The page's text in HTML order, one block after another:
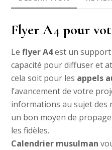
Flyer A4 pour
Leflyer A4est un support
capacité pour diffuser et
cela soit pour les appels
l’avancement de votre
informations au sujet des
un bon moyen de
les fidèles.
Calendrier musulman